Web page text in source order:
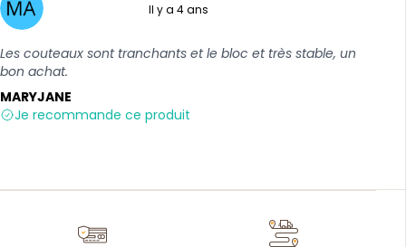
Il y a 4 ans
Les couteaux sont tranchants et le bloc et très stable, un
bon achat.
MARYJANE
Je recommande ce produit